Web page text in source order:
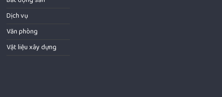
Dịch vụ
Văn phòng
Vật liệu xây dựng